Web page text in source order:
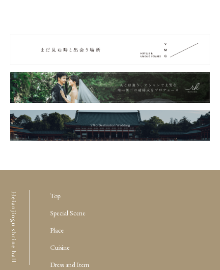
Top
Special Scene
Place
Cuisine
Dress and Item